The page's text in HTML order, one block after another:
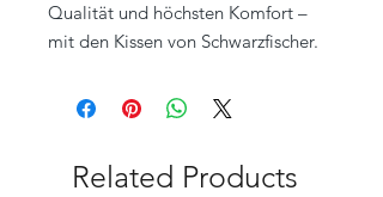
Qualität und höchsten Komfort –
mit den Kissen von Schwarzfischer.
Related Products